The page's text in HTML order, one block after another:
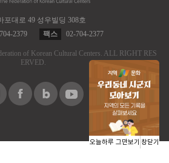
포대로 49 성우빌딩 308호
2379 팩스 02-704-2377
of Korean Cultural Centers. ALL RIGHT RES
ERVED.
오늘하루 그만보기 창닫기